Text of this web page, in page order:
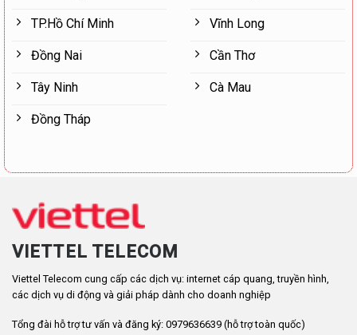
TP.Hồ Chí Minh
Đồng Nai
Tây Ninh
Đồng Tháp
Vĩnh Long
Cần Thơ
Cà Mau
VIETTEL TELECOM
Viettel Telecom cung cấp các dịch vụ: internet cáp quang, truyền hình,
các dịch vụ di động và giải pháp dành cho doanh nghiệp
Tổng đài hỗ trợ tư vấn và đăng ký: 0979636639 (hỗ trợ toàn quốc)